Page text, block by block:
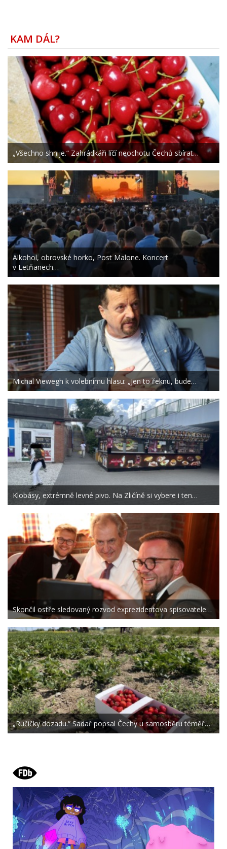
KAM DÁL?
„Všechno shnije.“ Zahrádkáři líčí neochotu Čechů sbírat…
Alkohol, obrovské horko, Post Malone. Koncert
v Letňanech…
Michal Viewegh k volebnímu hlasu: „Jen to řeknu, bude…
Klobásy, extrémně levné pivo. Na Zličíně si vybere i ten…
Skončil ostře sledovaný rozvod exprezidentova spisovatele…
„Ručičky dozadu.“ Sadař popsal Čechy u samosběru téměř…